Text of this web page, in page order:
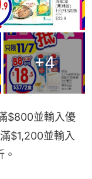
+4
$800並輸入優
$1,200並輸入